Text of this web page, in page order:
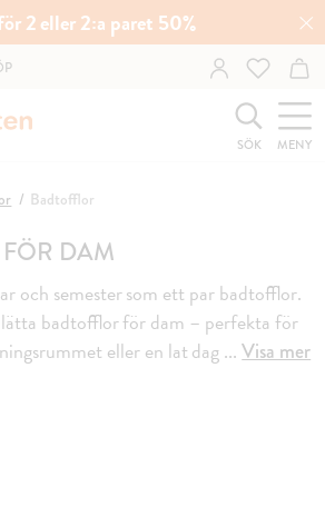
2 eller 2:a paret 50%
SÖK MENY
Badtofflor
DAM
och semester som ett par badtofflor.
badtofflor för dam – perfekta för
eller en lat dag...Visa mer